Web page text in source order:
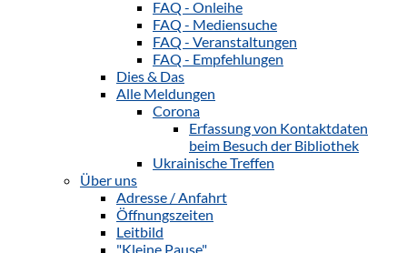
FAQ - Onleihe
FAQ - Mediensuche
FAQ - Veranstaltungen
FAQ - Empfehlungen
Dies & Das
Alle Meldungen
Corona
Erfassung von Kontaktdaten
beim Besuch der Bibliothek
Ukrainische Treffen
Über uns
Adresse / Anfahrt
Öffnungszeiten
Leitbild
"Kleine Pause"